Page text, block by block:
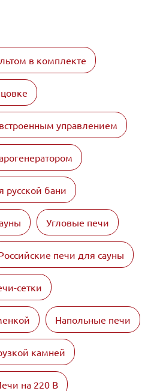
в комплекте
управлением
русской бани
Угловые печи
печи для сауны
сетки
Напольные печи
камней
на 220 В